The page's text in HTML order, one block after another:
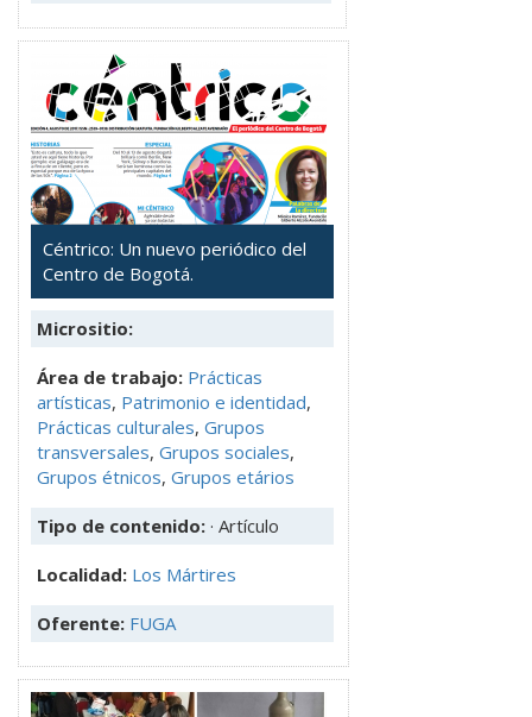
Céntrico: Un nuevo periódico del
Centro de Bogotá.
Micrositio:
Área de trabajo: Prácticas
artísticas, Patrimonio e identidad,
Prácticas culturales, Grupos
transversales, Grupos sociales,
Grupos étnicos, Grupos etários
Tipo de contenido: · Artículo
Localidad: Los Mártires
Oferente: FUGA